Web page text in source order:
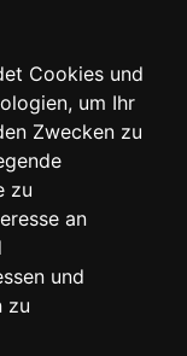
Cookies und
um Ihr
Zwecken zu
zu
an
und
zu